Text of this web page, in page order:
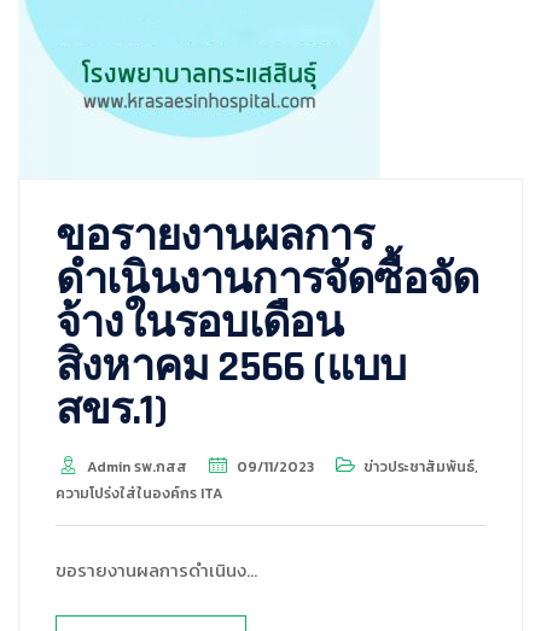
ขอรายงานผลการ
ดำเนินงานการจัดซื้อจัด
จ้างในรอบเดือน
สิงหาคม 2566 (แบบ
สขร.1)
Admin รพ.กสส 09/11/2023 ข่าวประชาสัมพันธ์,
ความโปร่งใส่ในองค์กร ITA
ขอรายงานผลการดำเนินง…